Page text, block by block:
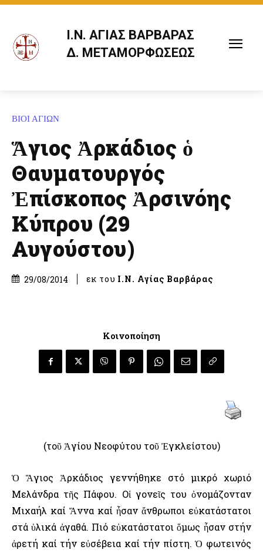
Ι.Ν. ΑΓΙΑΣ ΒΑΡΒΑΡΑΣ
Δ. ΜΕΤΑΜΟΡΦΩΣΕΩΣ
ΒΙΟΙ ΑΓΙΩΝ
Ἅγιος Ἀρκάδιος ὁ
Θαυματουργός
Ἐπίσκοπος Ἀρσινόης
Κύπρου (29
Αυγούστου)
29/08/2014 εκ του Ι.Ν. Αγίας Βαρβάρας
Κοινοποίηση
(τοῦ Ἁγίου Νεοφύτου τοῦ Ἐγκλείστου)
Ὁ Ἅγιος Ἀρκάδιος γεννήθηκε στό μικρό χωριό
Μελάνδρα τῆς Πάφου. Οἱ γονεῖς του ὀνομάζονταν
Μιχαήλ καί Ἄννα καί ἦσαν ἄνθρωποι εὐκατάστατοι
στά ὑλικά ἀγαθά. Πιό εὐκατάστατοι ὅμως ἦσαν στήν
ἀρετή καί τήν εὐσέβεια καί τήν πίστη. Ὁ φωτεινός